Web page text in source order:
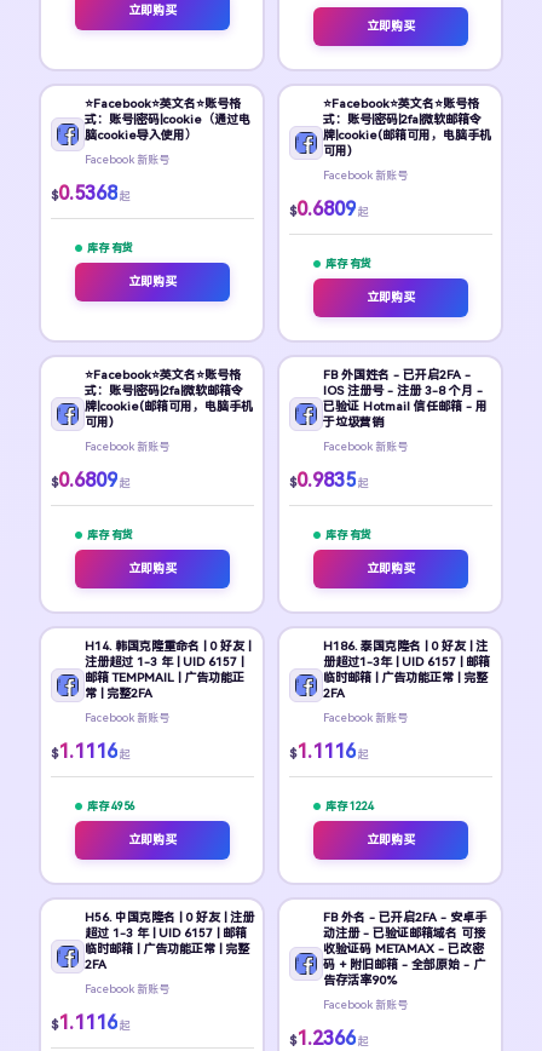
立即购买
立即购买
⭐Facebook⭐英文名⭐账号格
式：账号|密码|cookie（通过电
脑cookie导入使用）
Facebook 新账号
$0.5368 起
库存 有货
立即购买
⭐Facebook⭐英文名⭐账号格
式：账号|密码|2fa|微软邮箱令
牌|cookie(邮箱可用，电脑手机
可用)
Facebook 新账号
$0.6809 起
库存 有货
立即购买
⭐Facebook⭐英文名⭐账号格
式：账号|密码|2fa|微软邮箱令
牌|cookie(邮箱可用，电脑手机
可用)
Facebook 新账号
$0.6809 起
库存 有货
立即购买
FB 外国姓名 - 已开启2FA -
IOS 注册号 - 注册 3-8 个月 -
已验证 Hotmail 信任邮箱 - 用
于垃圾营销
Facebook 新账号
$0.9835 起
库存 有货
立即购买
H14. 韩国克隆重命名 | 0 好友 |
注册超过 1-3 年 | UID 6157 |
邮箱 TEMPMAIL | 广告功能正
常 | 完整2FA
Facebook 新账号
$1.1116 起
库存 4956
立即购买
H186. 泰国克隆名 | 0 好友 | 注
册超过1-3年 | UID 6157 | 邮箱
临时邮箱 | 广告功能正常 | 完整
2FA
Facebook 新账号
$1.1116 起
库存 1224
立即购买
H56. 中国克隆名 | 0 好友 | 注册
超过 1-3 年 | UID 6157 | 邮箱
临时邮箱 | 广告功能正常 | 完整
2FA
Facebook 新账号
$1.1116 起
FB 外名 - 已开启2FA - 安卓手
动注册 - 已验证邮箱域名 可接
收验证码 METAMAX - 已改密
码 + 附旧邮箱 - 全部原始 - 广
告存活率90%
Facebook 新账号
$1.2366 起